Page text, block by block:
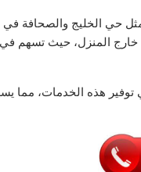
حي الخليج والصحافة في
خارج المنزل، حيث تسهم
هذه الخدمات، مما